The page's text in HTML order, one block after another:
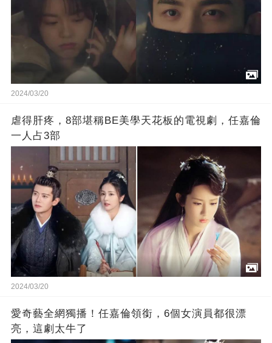
2024/03/20
虐得肝疼，8部堪稱BE美學天花板的電視劇，任嘉倫
一人占3部
2024/03/20
愛奇藝全網獨播！任嘉倫領銜，6個女演員都很漂
亮，這劇太牛了